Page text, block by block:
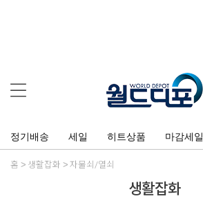
정기배송 세일 히트상품 마감세일
홈 생활잡화 자물쇠/열쇠
생활잡화